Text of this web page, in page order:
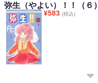
弥生（やよい）！！（６）
¥583 (税込)